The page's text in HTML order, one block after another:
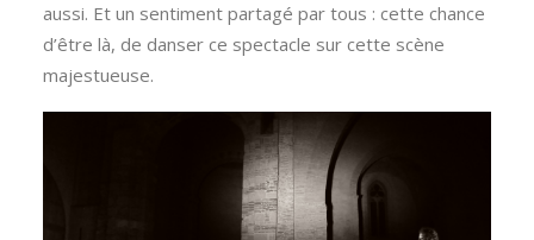
aussi. Et un sentiment partagé par tous : cette chance
d’être là, de danser ce spectacle sur cette scène
majestueuse.